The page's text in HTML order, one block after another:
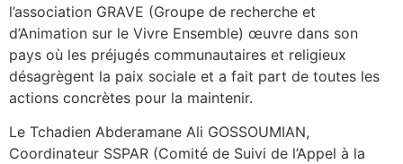
l’association GRAVE (Groupe de recherche et
d’Animation sur le Vivre Ensemble) œuvre dans son
pays où les préjugés communautaires et religieux
désagrègent la paix sociale et a fait part de toutes les
actions concrètes pour la maintenir.
Le Tchadien Abderamane Ali GOSSOUMIAN,
Coordinateur SSPAR (Comité de Suivi de l’Appel à la